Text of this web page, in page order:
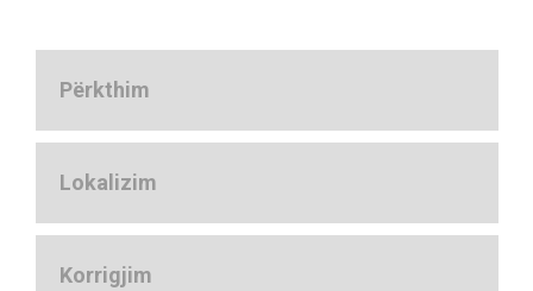
Përkthim
Lokalizim
Korrigjim